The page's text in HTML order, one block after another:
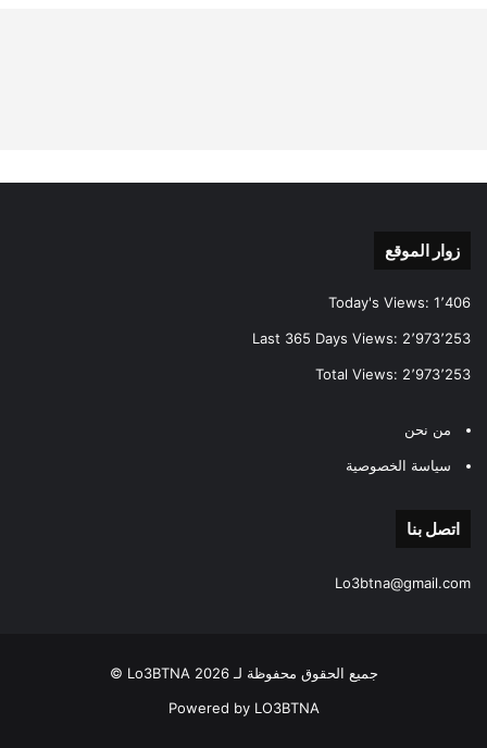
زوار الموقع
Today's Views: 1٬406
Last 365 Days Views: 2٬973٬253
Total Views: 2٬973٬253
من نحن
سياسة الخصوصية
اتصل بنا
Lo3btna@gmail.com
جميع الحقوق محفوظة لـ Lo3BTNA 2026 ©
Powered by LO3BTNA